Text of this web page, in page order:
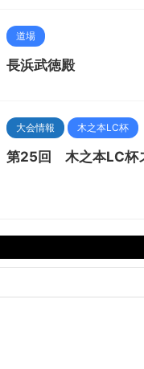
道場
長浜武徳殿
大会情報 木之本LC杯
第25回 木之本LC杯